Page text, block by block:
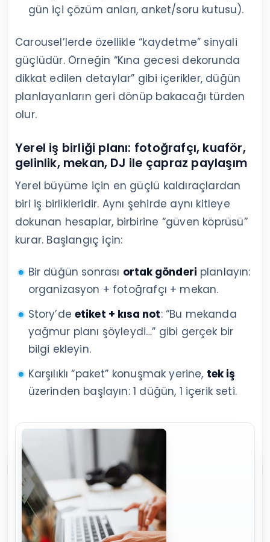
gün içi çözüm anları, anket/soru kutusu).
Carousel’lerde özellikle “kaydetme” sinyali
güçlüdür. Örneğin “Kına gecesi dekorunda
dikkat edilen detaylar” gibi içerikler, düğün
planlayanların geri dönüp bakacağı türden
olur.
Yerel iş birliği planı: fotoğrafçı, kuaför,
gelinlik, mekan, DJ ile çapraz paylaşım
Yerel büyüme için en güçlü kaldıraçlardan
biri iş birlikleridir. Aynı şehirde aynı kitleye
dokunan hesaplar, birbirine “güven köprüsü”
kurar. Başlangıç için:
Bir düğün sonrası ortak gönderi planlayın:
organizasyon + fotoğrafçı + mekan.
Story’deetiket + kısa not: “Bu mekanda
yağmur planı şöyleydi…” gibi gerçek bir
bilgi ekleyin.
Karşılıklı “paket” konuşmak yerine, tek iş
üzerinden başlayın: 1 düğün, 1 içerik seti.